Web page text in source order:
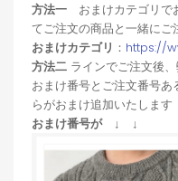
方法一 おまけカテゴリで
てご注文の商品と一緒にご
おまけカテゴリ ： https://
方法二 ラインでご注文後、
おまけ番号とご注文番号
らがおまけ追加いたします
おまけ番号が ↓ ↓